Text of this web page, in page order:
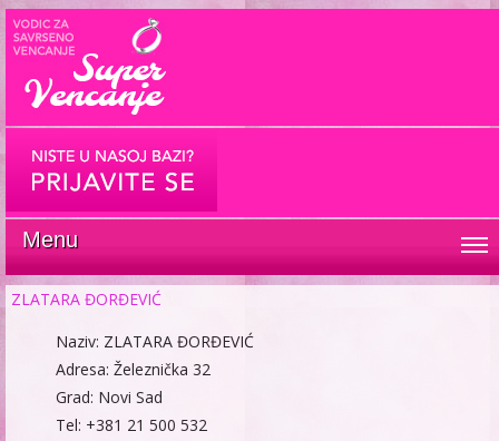
Menu
ZLATARA ĐORĐEVIĆ
Naziv: ZLATARA ĐORĐEVIĆ
Adresa: Železnička 32
Grad: Novi Sad
Tel: +381 21 500 532